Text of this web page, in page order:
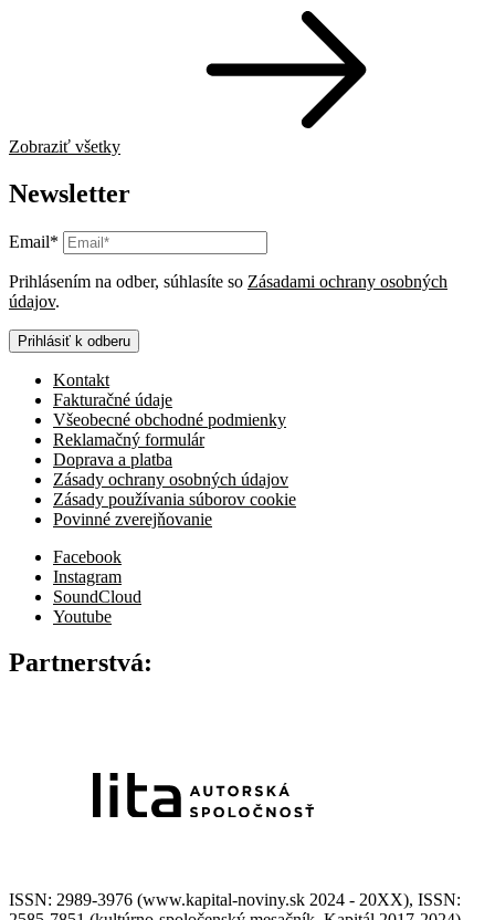
Zobraziť všetky
Newsletter
Email*
Prihlásením na odber, súhlasíte so Zásadami ochrany osobných
údajov.
Prihlásiť k odberu
Kontakt
Fakturačné údaje
Všeobecné obchodné podmienky
Reklamačný formulár
Doprava a platba
Zásady ochrany osobných údajov
Zásady používania súborov cookie
Povinné zverejňovanie
Facebook
Instagram
SoundCloud
Youtube
Partnerstvá:
ISSN: 2989-3976 (www.kapital-noviny.sk 2024 - 20XX), ISSN: